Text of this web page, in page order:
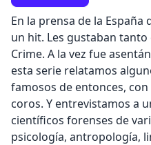
En la prensa de la España
un hit. Les gustaban
Crime. A la vez fue
esta serie relatamos
famosos de entonces,
coros. Y entrevistamos a
científicos forenses de
psicología, antropología,